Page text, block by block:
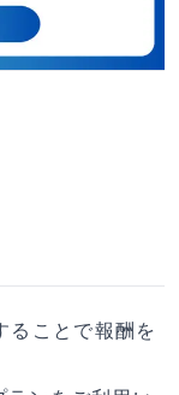
ことで報酬を